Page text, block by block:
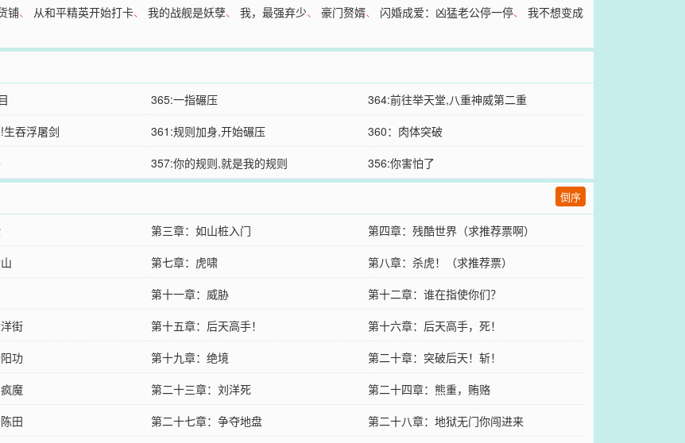
铺、 从和平精英开始打卡、我的战舰是妖孽、我，最强弃少、豪门赘婿、 闪婚成爱：凶猛老公停一停、我不想变成
365:一指碾压
364:前往举天堂,八重神威第二重
吞浮屠剑 361:规则加身,开始碾压
360：肉体突破
357:你的规则,就是我的规则 356:你害怕了
倒序
第三章：如山桩入门
第四章：残酷世界（求推荐票啊）
第七章：虎啸
第八章：杀虎！（求推荐票）
第十一章：威胁
第十二章：谁在指使你们？
街 第十五章：后天高手！
第十六章：后天高手，死！
功 第十九章：绝境
第二十章：突破后天！斩！
魔 第二十三章：刘洋死
第二十四章：熊重，贿赂
田 第二十七章：争夺地盘
第二十八章：地狱无门你闯进来